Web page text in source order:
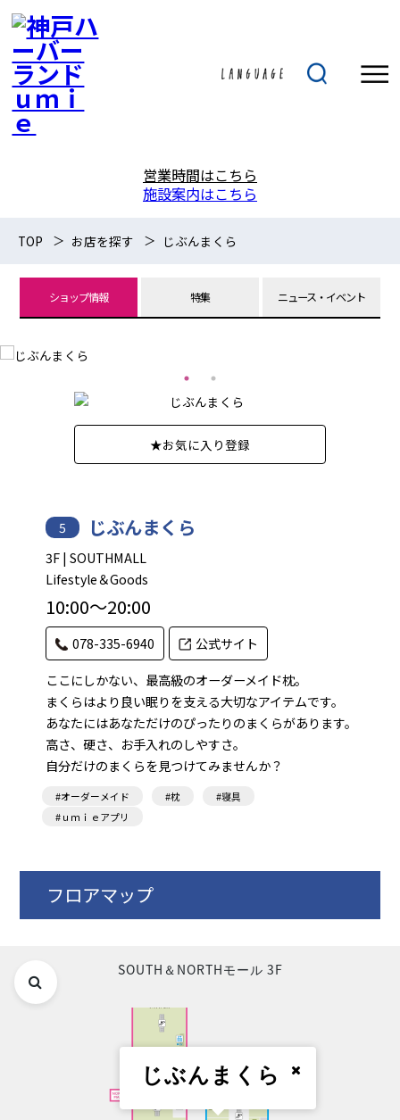
営業時間はこちら
施設案内はこちら
TOP お店を探す じぶんまくら
ショップ情報 特集 ニュース・イベント
★お気に入り登録
5 じぶんまくら
3F | SOUTHMALL
Lifestyle＆Goods
10:00～20:00
078-335-6940 公式サイト
ここにしかない、最高級のオーダーメイド枕。
まくらはより良い眠りを支える大切なアイテムです。
あなたにはあなただけのぴったりのまくらがあります。
高さ、硬さ、お手入れのしやすさ。
自分だけのまくらを見つけてみませんか？
#オーダーメイド #枕
#寝具
#ｕｍｉｅアプリ
フロアマップ